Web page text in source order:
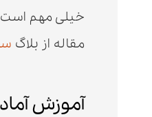
خیلی مهم است
مقاله از بلاگ
آموزش